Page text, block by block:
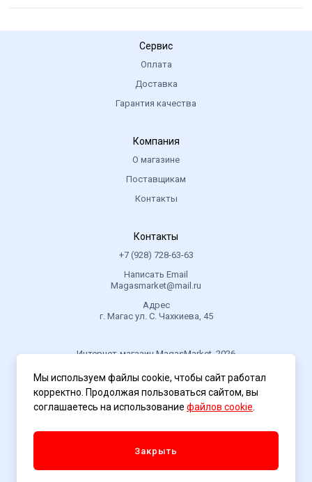
Сервис
Оплата
Доставка
Гарантия качества
Компания
О магазине
Поставщикам
Контакты
Контакты
+7 (928) 728-63-63
Написать Email
Magasmarket@mail.ru
Адрес
г. Магас ул. С. Чахкиева, 45
Интернет-магазин MagasMarket, 2026
Политика конфиденциальности
Мы используем файлы cookie, чтобы сайт работал
корректно. Продолжая пользоваться сайтом, вы
соглашаетесь на использование файлов cookie
Закрыть